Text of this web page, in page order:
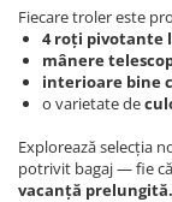
Fiecare troler este
4 roți pivotante
mânere
interioare bine
o varietate de
Explorează selecția
potrivit bagaj — fie
vacanță prelungită.